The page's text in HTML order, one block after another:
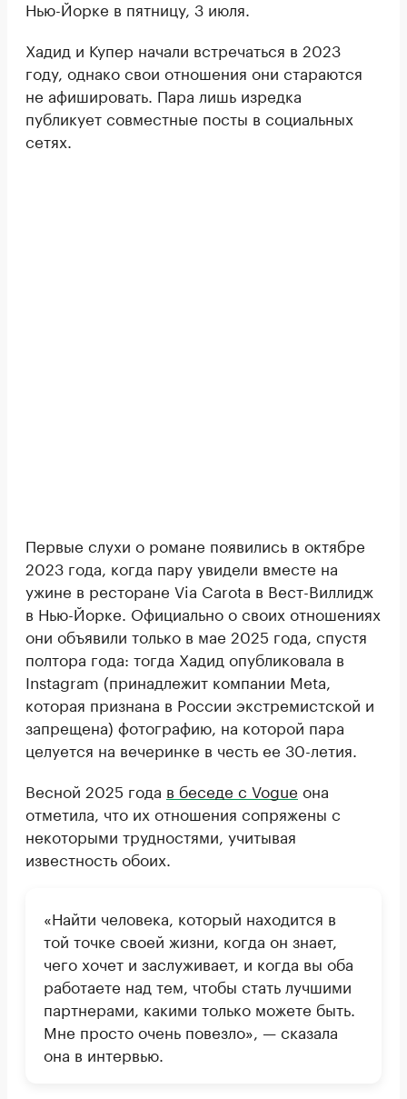
Нью-Йорке в пятницу, 3 июля.
Хадид и Купер начали встречаться в 2023
году, однако свои отношения они стараются
не афишировать. Пара лишь изредка
публикует совместные посты в социальных
сетях.
Первые слухи о романе появились в октябре
2023 года, когда пару увидели вместе на
ужине в ресторане Via Carota в Вест-Виллидж
в Нью-Йорке. Официально о своих отношениях
они объявили только в мае 2025 года, спустя
полтора года: тогда Хадид опубликовала в
Instagram (принадлежит компании Meta,
которая признана в России экстремистской и
запрещена) фотографию, на которой пара
целуется на вечеринке в честь ее 30-летия.
Весной 2025 года в беседе с Vogue она
отметила, что их отношения сопряжены с
некоторыми трудностями, учитывая
известность обоих.
«Найти человека, который находится в
той точке своей жизни, когда он знает,
чего хочет и заслуживает, и когда вы оба
работаете над тем, чтобы стать лучшими
партнерами, какими только можете быть.
Мне просто очень повезло», — сказала
она в интервью.